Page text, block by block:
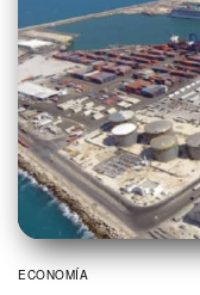
ECONOMÍA